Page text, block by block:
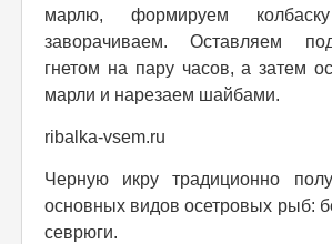
марлю, формируем
заворачиваем. Оставляем
гнетом на пару часов, а затем
марли и нарезаем шайбами.
ribalka-vsem.ru
Черную икру традиционно
основных видов осетровых рыб:
севрюги.